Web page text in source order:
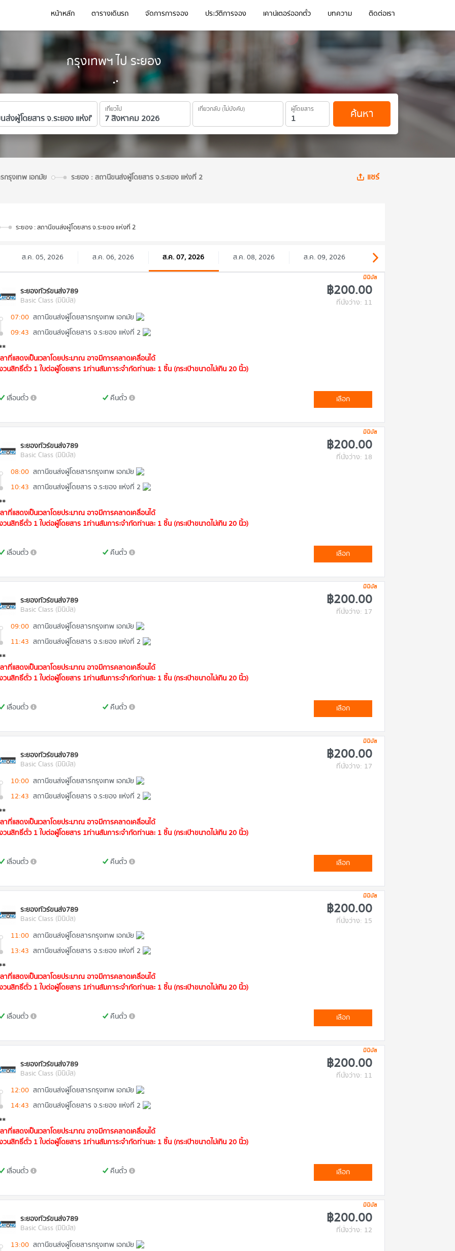
กรุงเทพฯ ไป ระยอง
เที่ยวไป เที่ยวกลับ (ไม่บังคับ) ผู้โดยสาร ค้นหา
หน้าหลัก ตารางเดินรถ จัดการการจอง ประวัติการจอง เคาน์เตอร์ออกตั๋ว บทความ ติดต่อเรา
รุงเทพ เอกมัย
ระยอง : สถานีขนส่งผู้โดยสาร จ.ระยอง แห่งที่ 2
แชร์
ระยอง : สถานีขนส่งผู้โดยสาร จ.ระยอง แห่งที่ 2
ส.ค. 05, 2026 ส.ค. 06, 2026 ส.ค. 07, 2026 ส.ค. 08, 2026 ส.ค. 09, 2026
มินิบัส
ระยองทัวร์ขนส่ง789
Basic Class (มินิบัส)
฿200.00
ที่นั่งว่าง: 11
07:00 สถานีขนส่งผู้โดยสารกรุงเทพ เอกมัย
09:43 สถานีขนส่งผู้โดยสาร จ.ระยอง แห่งที่ 2
ลาที่แสดงเป็นเวลาโดยประมาณ อาจมีการคลาดเคลื่อนได้
วนสิทธิ์ตั๋ว 1 ใบต่อผู้โดยสาร 1ท่านสัมภาระจำกัดท่านละ 1 ชิ้น (กระเป๋าขนาดไม่เกิน 20 นิ้ว)
เลื่อนตั๋ว คืนตั๋ว เลือก
มินิบัส
ระยองทัวร์ขนส่ง789
Basic Class (มินิบัส)
฿200.00
ที่นั่งว่าง: 18
08:00 สถานีขนส่งผู้โดยสารกรุงเทพ เอกมัย
10:43 สถานีขนส่งผู้โดยสาร จ.ระยอง แห่งที่ 2
ลาที่แสดงเป็นเวลาโดยประมาณ อาจมีการคลาดเคลื่อนได้
วนสิทธิ์ตั๋ว 1 ใบต่อผู้โดยสาร 1ท่านสัมภาระจำกัดท่านละ 1 ชิ้น (กระเป๋าขนาดไม่เกิน 20 นิ้ว)
เลื่อนตั๋ว คืนตั๋ว เลือก
มินิบัส
ระยองทัวร์ขนส่ง789
Basic Class (มินิบัส)
฿200.00
ที่นั่งว่าง: 17
09:00 สถานีขนส่งผู้โดยสารกรุงเทพ เอกมัย
11:43 สถานีขนส่งผู้โดยสาร จ.ระยอง แห่งที่ 2
ลาที่แสดงเป็นเวลาโดยประมาณ อาจมีการคลาดเคลื่อนได้
วนสิทธิ์ตั๋ว 1 ใบต่อผู้โดยสาร 1ท่านสัมภาระจำกัดท่านละ 1 ชิ้น (กระเป๋าขนาดไม่เกิน 20 นิ้ว)
เลื่อนตั๋ว คืนตั๋ว เลือก
มินิบัส
ระยองทัวร์ขนส่ง789
Basic Class (มินิบัส)
฿200.00
ที่นั่งว่าง: 17
10:00 สถานีขนส่งผู้โดยสารกรุงเทพ เอกมัย
12:43 สถานีขนส่งผู้โดยสาร จ.ระยอง แห่งที่ 2
ลาที่แสดงเป็นเวลาโดยประมาณ อาจมีการคลาดเคลื่อนได้
วนสิทธิ์ตั๋ว 1 ใบต่อผู้โดยสาร 1ท่านสัมภาระจำกัดท่านละ 1 ชิ้น (กระเป๋าขนาดไม่เกิน 20 นิ้ว)
เลื่อนตั๋ว คืนตั๋ว เลือก
มินิบัส
ระยองทัวร์ขนส่ง789
Basic Class (มินิบัส)
฿200.00
ที่นั่งว่าง: 15
11:00 สถานีขนส่งผู้โดยสารกรุงเทพ เอกมัย
13:43 สถานีขนส่งผู้โดยสาร จ.ระยอง แห่งที่ 2
ลาที่แสดงเป็นเวลาโดยประมาณ อาจมีการคลาดเคลื่อนได้
วนสิทธิ์ตั๋ว 1 ใบต่อผู้โดยสาร 1ท่านสัมภาระจำกัดท่านละ 1 ชิ้น (กระเป๋าขนาดไม่เกิน 20 นิ้ว)
เลื่อนตั๋ว คืนตั๋ว เลือก
มินิบัส
ระยองทัวร์ขนส่ง789
Basic Class (มินิบัส)
฿200.00
ที่นั่งว่าง: 11
12:00 สถานีขนส่งผู้โดยสารกรุงเทพ เอกมัย
14:43 สถานีขนส่งผู้โดยสาร จ.ระยอง แห่งที่ 2
ลาที่แสดงเป็นเวลาโดยประมาณ อาจมีการคลาดเคลื่อนได้
วนสิทธิ์ตั๋ว 1 ใบต่อผู้โดยสาร 1ท่านสัมภาระจำกัดท่านละ 1 ชิ้น (กระเป๋าขนาดไม่เกิน 20 นิ้ว)
เลื่อนตั๋ว คืนตั๋ว เลือก
มินิบัส
ระยองทัวร์ขนส่ง789
Basic Class (มินิบัส)
฿200.00
ที่นั่งว่าง: 12
13:00 สถานีขนส่งผู้โดยสารกรุงเทพ เอกมัย